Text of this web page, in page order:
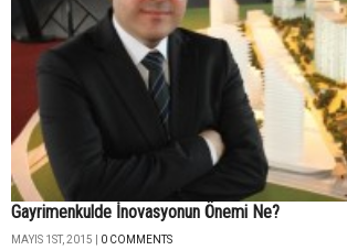
Gayrimenkulde İnovasyonun Önemi Ne?
MAYIS 1ST, 2015 | 0 COMMENTS